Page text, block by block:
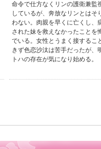
命令で仕方なくリンの護衛兼監
しているが、奔放なリンとはそ
わない。肉親を早くに亡くし、
された妹を救えなかったことを
でいる。女性とうまく接するこ
きず色恋沙汰は苦手だったが、
トハの存在が気になり始める。